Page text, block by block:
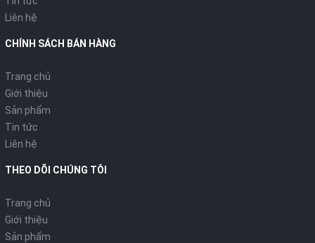
Liên hệ
CHÍNH SÁCH BÁN HÀNG
Trang chủ
Giới thiệu
Sản phẩm
Tin tức
Liên hệ
THEO DÕI CHÚNG TÔI
Trang chủ
Giới thiệu
Sản phẩm